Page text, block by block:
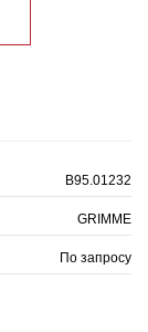
B95.01232
GRIMME
По запросу